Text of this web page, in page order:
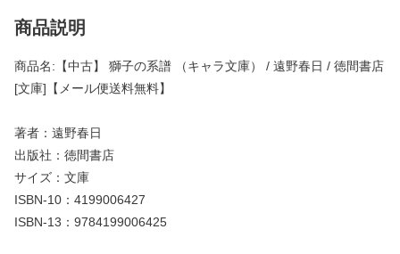
商品説明
商品名:【中古】 獅子の系譜 （キャラ文庫） / 遠野春日 / 徳間書店
[文庫]【メール便送料無料】
著者：遠野春日
出版社：徳間書店
サイズ：文庫
ISBN-10：4199006427
ISBN-13：9784199006425